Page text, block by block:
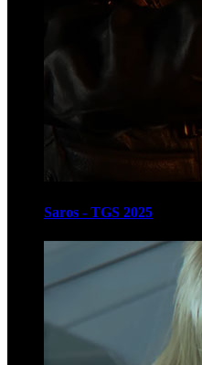
Saros - TGS 2025